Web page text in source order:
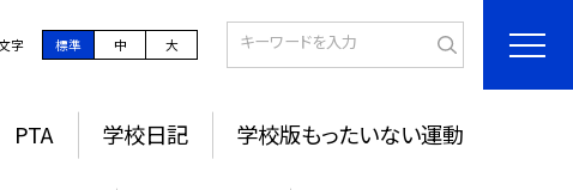
字 標準 中 大
PTA 学校日記 学校版もったいない運動